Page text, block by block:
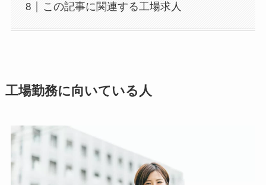
この記事に関連する工場求人
工場勤務に向いている人